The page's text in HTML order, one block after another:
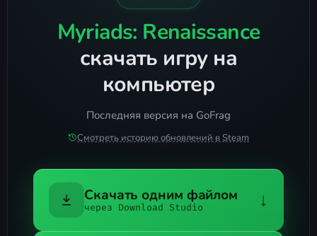
Myriads: Renaissance
скачать игру на
компьютер
Последняя версия на GoFrag
Смотреть историю обновлений в Steam
Скачать одним файлом
через Download Studio ↓